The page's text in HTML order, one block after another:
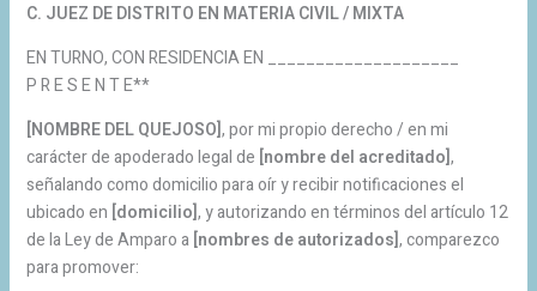
C. JUEZ DE DISTRITO EN MATERIA CIVIL / MIXTA
EN TURNO, CON RESIDENCIA EN ____________________
P R E S E N T E**
[NOMBRE DEL QUEJOSO], por mi propio derecho / en mi
carácter de apoderado legal de [nombre del acreditado],
señalando como domicilio para oír y recibir notificaciones el
ubicado en [domicilio], y autorizando en términos del artículo 12
de la Ley de Amparo a [nombres de autorizados], comparezco
para promover: